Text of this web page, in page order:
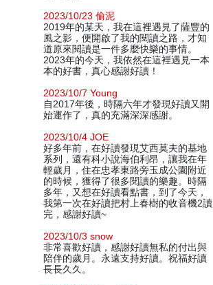
2023/10/23 偷泥
2019年的某天，我在這裡遇見了薩豐的
風之影，便開啟了我的閱讀之路，才知
道原來閱讀是一件多麼快樂的事情。
2023年的今天，我依然在這裡遇見一本
本的好書，真心感謝好讀！
2023/10/7 Young
自2017年後，時隔六年才發現好讀又開
始運作了，真的充滿深深感謝。
2023/10/4 JOE
好多年前，在好讀發現艾西莫夫的基地
系列，還有科小說海伯利昂，讓我在年
輕歲月，住在忠孝東路旁玉成公園附近
的時候，獲得了很多閱讀的樂趣。時隔
多年，又想在好讀看點書，到了今天，
我第一次在好讀把村上春樹的收音機2讀
完，感謝好讀~
2023/10/3 snow
非常喜歡好讀，感謝好讀無私的付出與
陪伴的歲月。永遠支持好讀。祝福好讀
長長久久。